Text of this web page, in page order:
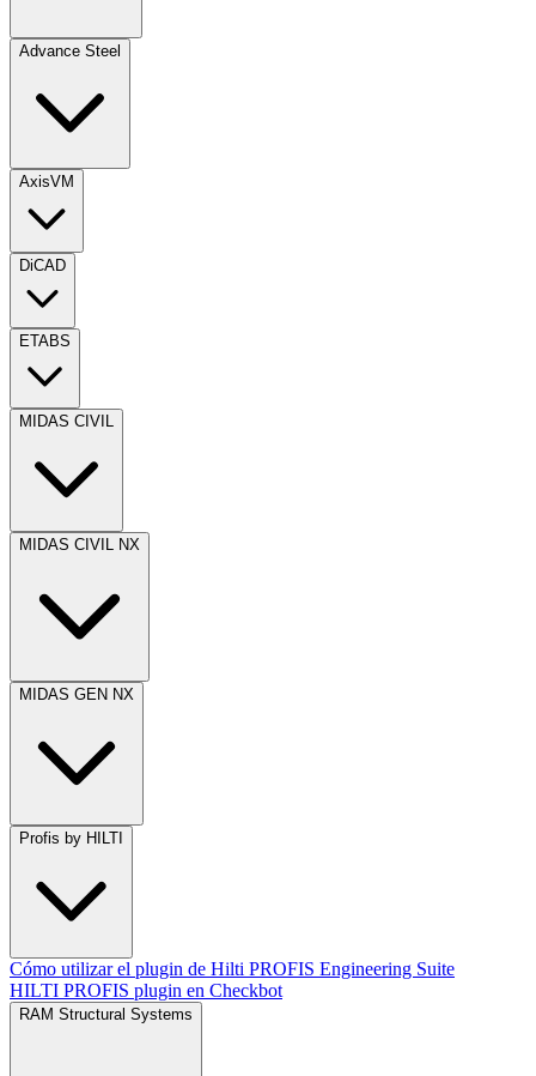
Advance Steel
AxisVM
DiCAD
ETABS
MIDAS CIVIL
MIDAS CIVIL NX
MIDAS GEN NX
Profis by HILTI
Cómo utilizar el plugin de Hilti PROFIS Engineering Suite
HILTI PROFIS plugin en Checkbot
RAM Structural Systems